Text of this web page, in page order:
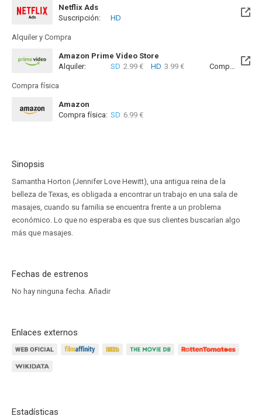
Netflix Ads
Suscripción:
HD
Alquiler y Compra
Amazon Prime Video Store
Alquiler:
SD 2.99 € HD 3.99 € Compra: SD
Compra física
Amazon
Compra física: SD 6.99 €
Sinopsis
Samantha Horton (Jennifer Love Hewitt), una antigua reina de la
belleza de Texas, es obligada a encontrar un trabajo en una sala de
masajes, cuando su familia se encuentra frente a un problema
económico. Lo que no esperaba es que sus clientes buscarían algo
más que masajes.
Fechas de estrenos
No hay ninguna fecha. Añadir
Enlaces externos
Estadísticas